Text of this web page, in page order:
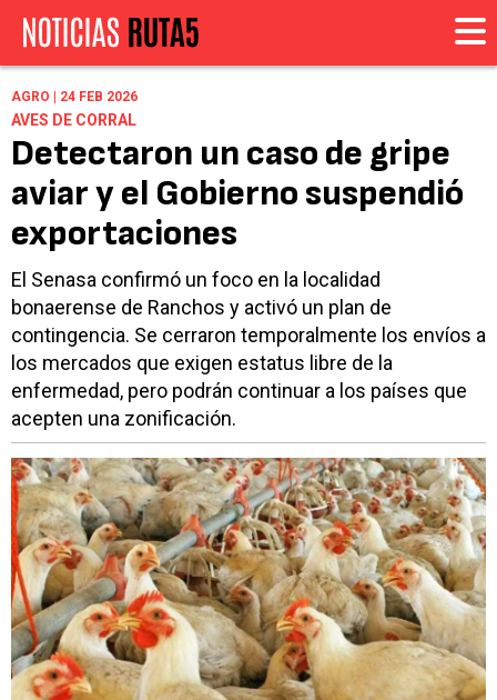
AGRO | 24 FEB 2026
AVES DE CORRAL
Detectaron un caso de gripe
aviar y el Gobierno suspendió
exportaciones
El Senasa confirmó un foco en la localidad
bonaerense de Ranchos y activó un plan de
contingencia. Se cerraron temporalmente los envíos a
los mercados que exigen estatus libre de la
enfermedad, pero podrán continuar a los países que
acepten una zonificación.